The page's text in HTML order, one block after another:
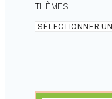
THÈMES
Retrouvez